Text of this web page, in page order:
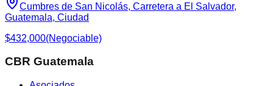
Cumbres de San Nicolás, Carretera a El Salvador,
Guatemala, Ciudad
$432,000(Negociable)
CBR Guatemala